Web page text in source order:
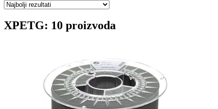
XPETG: 10 proizvoda